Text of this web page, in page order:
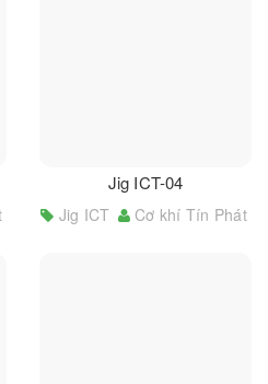
Jig ICT-04
Jig ICT Cơ khí Tín Phát